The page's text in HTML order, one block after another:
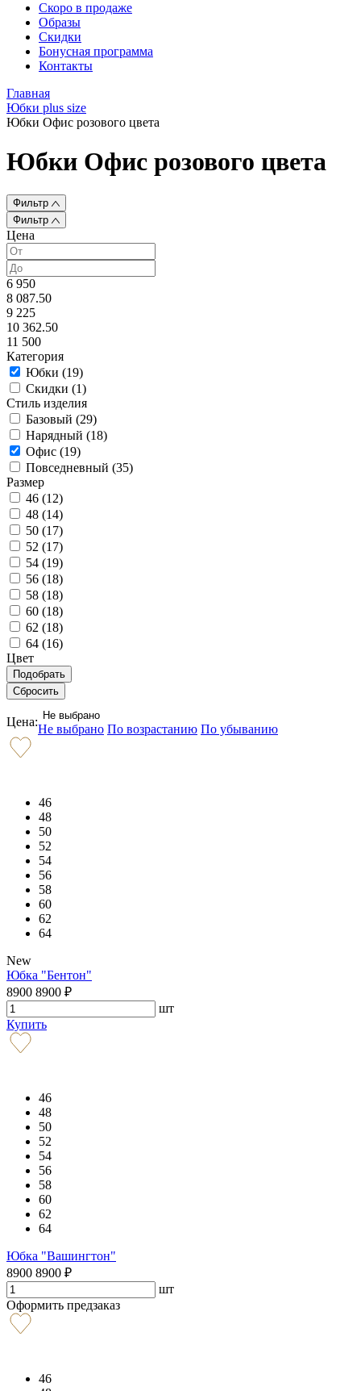
Скоро в продаже
Образы
Скидки
Бонусная программа
Контакты
Главная
Юбки plus size
Юбки Офис розового цвета
Юбки Офис розового цвета
Фильтр
Фильтр
Цена
6 950
8 087.50
9 225
10 362.50
11 500
Категория
Юбки (19)
Скидки (1)
Стиль изделия
Базовый (29)
Нарядный (18)
Офис (19)
Повседневный (35)
Размер
46 (12)
48 (14)
50 (17)
52 (17)
54 (19)
56 (18)
58 (18)
60 (18)
62 (18)
64 (16)
Цвет
Цена: Не выбрано
Не выбрано По возрастанию По убыванию
46
48
50
52
54
56
58
60
62
64
New
Юбка "Бентон"
8900 8900 ₽
шт
Купить
46
48
50
52
54
56
58
60
62
64
Юбка "Вашингтон"
8900 8900 ₽
шт
Оформить предзаказ
46